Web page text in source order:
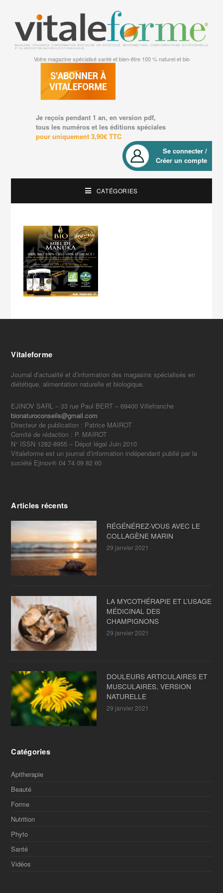
Votre magazine spécialisé santé et bien-être 100 % naturel et bio
Je reçois pendant 1 an, en version pdf,
tous les numéros et les éditions spéciales
pour uniquement 3,90€ TTC
Se connecter /
Créer un compte
CATÉGORIES
Vitaleforme
Journal d’actualité et d’information des magasins spécialisés en
diététique, alimentation naturelle et biologique.
EJINOV SARL – 33 rue Paul BERT – 69400 Villefranche
bionaturoconseils@gmail.com
Directeur de publication : Patrice MAIROT
Comité de rédaction : P. MAIROT
N° ISSN 1282-8955 – Dépot légal Juin 2010
Vitaleforme est un journal d’information indépendant publié par la
société Ejinov® 04 74 09 82 60
Articles récents
RÉGÉNÉREZ-VOUS AVEC LE
COLLAGÈNE MARIN
29 janvier 2021
LA MYCOTHÉRAPIE ET L’USAGE
MÉDICINAL DES
CHAMPIGNONS
29 janvier 2021
DOULEURS ARTICULAIRES ET
MUSCULAIRES, VERSION
NATURELLE
29 janvier 2021
Catégories
Apitherapie
Beauté
Forme
Nutrition
Phyto
Santé
Vidéos